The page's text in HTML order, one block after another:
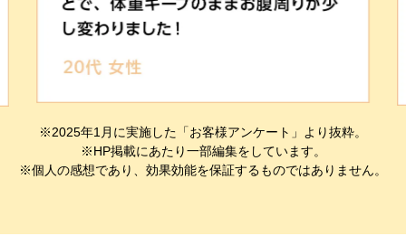
※2025年1月に実施した「お客様アンケート」より抜粋。
※HP掲載にあたり一部編集をしています。
※個人の感想であり、効果効能を保証するものではありません。